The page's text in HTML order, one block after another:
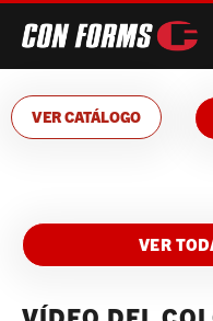
VER CATÁLOGO
VER